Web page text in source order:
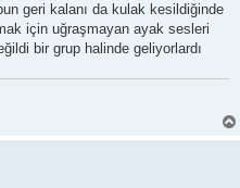
geri kalanı da kulak kesildiğinde
için uğraşmayan ayak sesleri
bir grup halinde geliyorlardı